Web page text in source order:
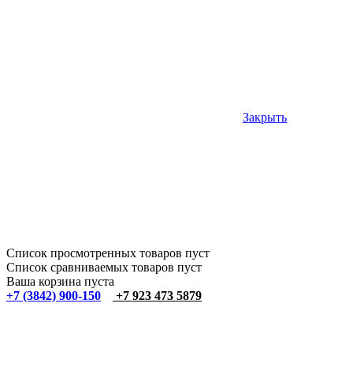
Закрыть
Список просмотренных товаров пуст
Список сравниваемых товаров пуст
Ваша корзина пуста
+7 (3842) 900-150
+7 923 473 5879